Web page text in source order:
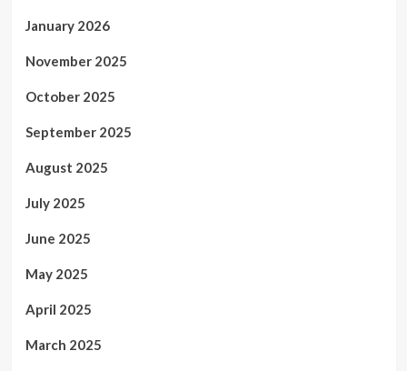
January 2026
November 2025
October 2025
September 2025
August 2025
July 2025
June 2025
May 2025
April 2025
March 2025